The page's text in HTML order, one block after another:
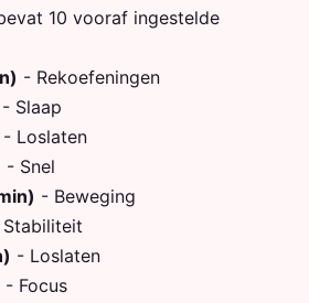
10 vooraf ingestelde
- Rekoefeningen
- Slaap
- Loslaten
- Snel
- Beweging
Stabiliteit
- Loslaten
- Focus